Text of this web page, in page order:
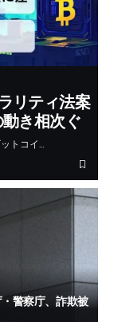
リティ法案
き相次ぐ
トコイ…
警察庁、詐欺被